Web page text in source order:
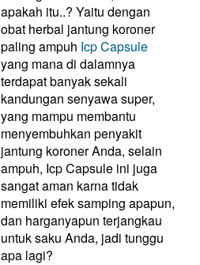
apakah itu..? Yaitu dengan
obat herbal jantung koroner
paling ampuh Icp Capsule
yang mana di dalamnya
terdapat banyak sekali
kandungan senyawa super,
yang mampu membantu
menyembuhkan penyakit
jantung koroner Anda, selain
ampuh, Icp Capsule ini juga
sangat aman karna tidak
memiliki efek samping apapun,
dan harganyapun terjangkau
untuk saku Anda, jadi tunggu
apa lagi?